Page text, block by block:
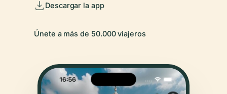
Descargar la app
Únete a más de 50.000 viajeros